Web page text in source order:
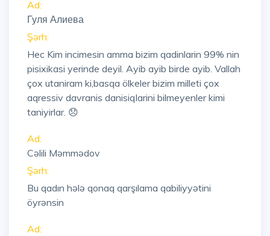
Ad:
Гуля Алиева
Şərh:
Hec Kim incimesin amma bizim qadinlarin 99% nin
pisixikasi yerinde deyil. Ayib ayib birde ayib. Vallah
çox utaniram ki,basqa ölkeler bizim milleti çox
aqressiv davranis danisiqlarini bilmeyenler kimi
taniyirlar. 😞
Ad:
Cəlili Məmmədov
Şərh:
Bu qadın hələ qonaq qarşılama qabiliyyətini
öyrənsin
Ad: